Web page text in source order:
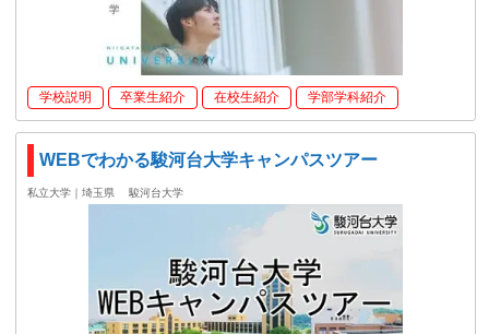
学校説明 卒業生紹介 在校生紹介 学部学科紹介
WEBでわかる駿河台大学キャンパスツアー
私立大学｜埼玉県 駿河台大学